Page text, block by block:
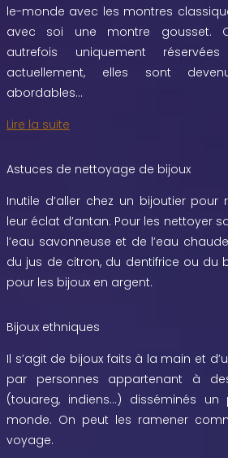
le-monde avec les montres
avec soi une montre gousset.
autrefois uniquement
actuellement, elles sont
abordables…
Lire la suite
Astuces de nettoyage de bijoux
Inutile d’aller chez un bijoutier
leur éclat d’antan. Pour les nettoyer
l’eau savonneuse et de l’eau
du jus de citron, du dentifrice ou du
pour les bijoux en argent.
Bijoux ethniques
Il s’agit de bijoux faits à la main et
par personnes appartenant à
(touareg, indiens…) disséminés
monde. On peut les ramener
voyage.